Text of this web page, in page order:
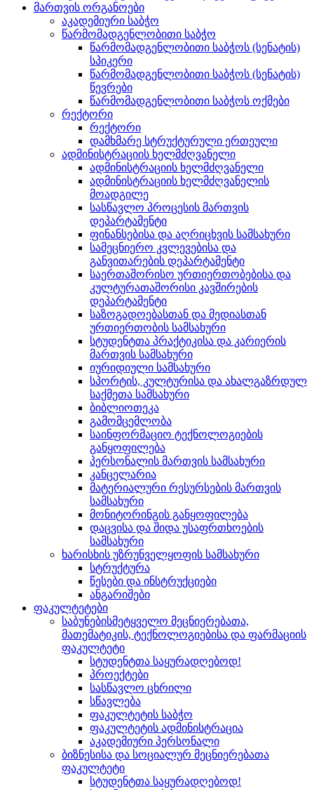
მართვის ორგანოები
აკადემიური საბჭო
წარმომადგენლობითი საბჭო
წარმომადგენლობითი საბჭოს (სენატის)
სპიკერი
წარმომადგენლობითი საბჭოს (სენატის)
წევრები
წარმომადგენლობითი საბჭოს ოქმები
რექტორი
რექტორი
დამხმარე სტრუქტურული ერთეული
ადმინისტრაციის ხელმძღვანელი
ადმინისტრაციის ხელმძღვანელი
ადმინისტრაციის ხელმძღვანელის
მოადგილე
სასწავლო პროცესის მართვის
დეპარტამენტი
ფინანსებისა და აღრიცხვის სამსახური
სამეცნიერო კვლევებისა და
განვითარების დეპარტამენტი
საერთაშორისო ურთიერთობებისა და
კულტურათაშორისი კავშირების
დეპარტამენტი
საზოგადოებასთან და მედიასთან
ურთიერთობის სამსახური
სტუდენტთა პრაქტიკისა და კარიერის
მართვის სამსახური
იურიდიული სამსახური
სპორტის, კულტურისა და ახალგაზრდულ
საქმეთა სამსახური
ბიბლიოთეკა
გამომცემლობა
საინფორმაციო ტექნოლოგიების
განყოფილება
პერსონალის მართვის სამსახური
კანცელარია
მატერიალური რესურსების მართვის
სამსახური
მონიტორინგის განყოფილება
დაცვისა და შიდა უსაფრთხოების
სამსახური
ხარისხის უზრუნველყოფის სამსახური
სტრუქტურა
წესები და ინსტრუქციები
ანგარიშები
ფაკულტეტები
საბუნებისმეტყველო მეცნიერებათა,
მათემატიკის, ტექნოლოგიებისა და ფარმაციის
ფაკულტეტი
სტუდენტთა საყურადღებოდ!
პროექტები
სასწავლო ცხრილი
სწავლება
ფაკულტეტის საბჭო
ფაკულტეტის ადმინისტრაცია
აკადემიური პერსონალი
ბიზნესისა და სოციალურ მეცნიერებათა
ფაკულტეტი
სტუდენტთა საყურადღებოდ!